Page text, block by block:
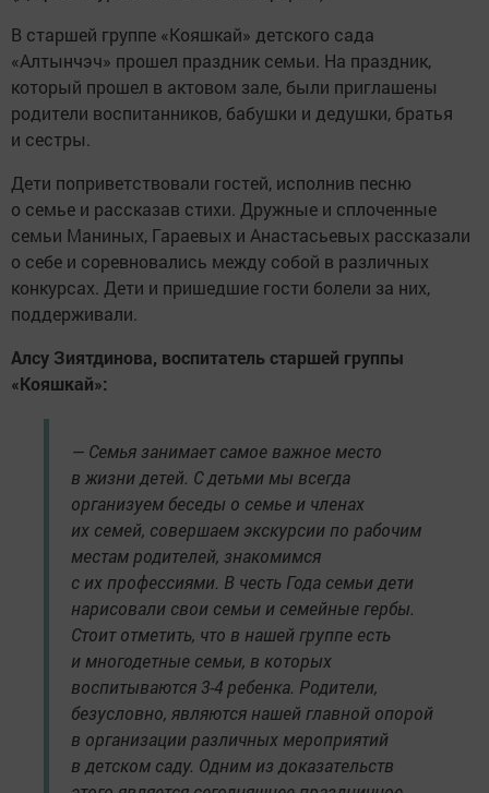
В старшей группе «Кояшкай» детского сада
«Алтынчэч» прошел праздник семьи. На праздник,
который прошел в актовом зале, были приглашены
родители воспитанников, бабушки и дедушки, братья
и сестры.
Дети поприветствовали гостей, исполнив песню
о семье и рассказав стихи. Дружные и сплоченные
семьи Маниных, Гараевых и Анастасьевых рассказали
о себе и соревновались между собой в различных
конкурсах. Дети и пришедшие гости болели за них,
поддерживали.
Алсу Зиятдинова, воспитатель старшей группы
«Кояшкай»:
— Семья занимает самое важное место
в жизни детей. С детьми мы всегда
организуем беседы о семье и членах
их семей, совершаем экскурсии по рабочим
местам родителей, знакомимся
с их профессиями. В честь Года семьи дети
нарисовали свои семьи и семейные гербы.
Стоит отметить, что в нашей группе есть
и многодетные семьи, в которых
воспитываются 3-4 ребенка. Родители,
безусловно, являются нашей главной опорой
в организации различных мероприятий
в детском саду. Одним из доказательств